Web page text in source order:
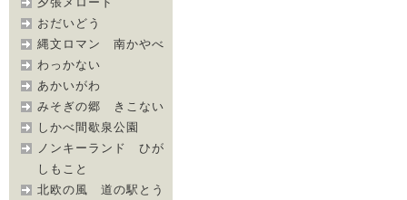
おだいどう
縄文ロマン 南かやべ
わっかない
あかいがわ
みそぎの郷 きこない
しかべ間歇泉公園
ノンキーランド ひが
しもこと
北欧の風 道の駅とう